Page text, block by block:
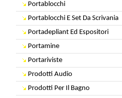
Portablocchi
Portablocchi E Set Da Scrivania
Portadepliant Ed Espositori
Portamine
Portariviste
Prodotti Audio
Prodotti Per Il Bagno